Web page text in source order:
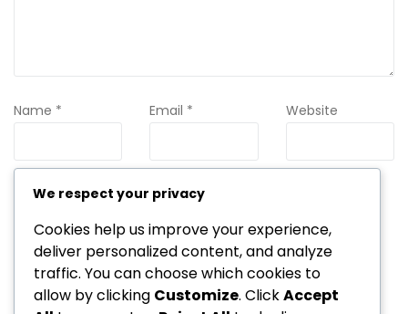
Name * Email * Website
Save my name, email, and website in this browser for the
next time I comment.
We respect your privacy
Cookies help us improve your experience,
deliver personalized content, and analyze
traffic. You can choose which cookies to
allow by clicking Customize. ClickAccept